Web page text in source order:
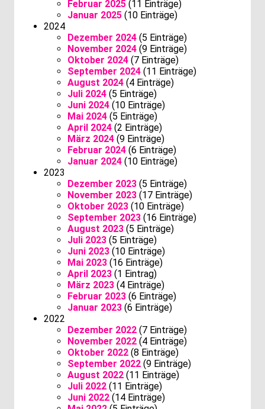
Februar 2025 (11 Einträge)
Januar 2025 (10 Einträge)
2024
Dezember 2024 (5 Einträge)
November 2024 (9 Einträge)
Oktober 2024 (7 Einträge)
September 2024 (11 Einträge)
August 2024 (4 Einträge)
Juli 2024 (5 Einträge)
Juni 2024 (10 Einträge)
Mai 2024 (5 Einträge)
April 2024 (2 Einträge)
März 2024 (9 Einträge)
Februar 2024 (6 Einträge)
Januar 2024 (10 Einträge)
2023
Dezember 2023 (5 Einträge)
November 2023 (17 Einträge)
Oktober 2023 (10 Einträge)
September 2023 (16 Einträge)
August 2023 (5 Einträge)
Juli 2023 (5 Einträge)
Juni 2023 (10 Einträge)
Mai 2023 (16 Einträge)
April 2023 (1 Eintrag)
März 2023 (4 Einträge)
Februar 2023 (6 Einträge)
Januar 2023 (6 Einträge)
2022
Dezember 2022 (7 Einträge)
November 2022 (4 Einträge)
Oktober 2022 (8 Einträge)
September 2022 (9 Einträge)
August 2022 (11 Einträge)
Juli 2022 (11 Einträge)
Juni 2022 (14 Einträge)